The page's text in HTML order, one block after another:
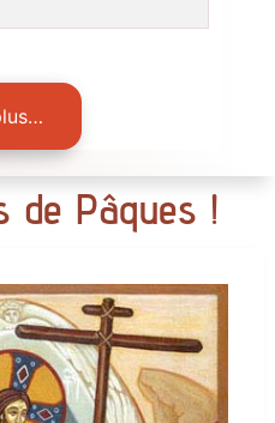
de Pâques !